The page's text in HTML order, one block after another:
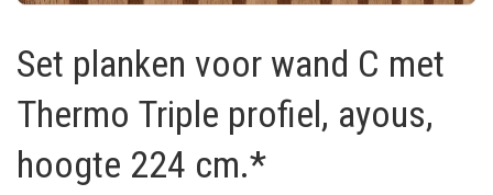
Set planken voor wand C met
Thermo Triple profiel, ayous,
hoogte 224 cm.*